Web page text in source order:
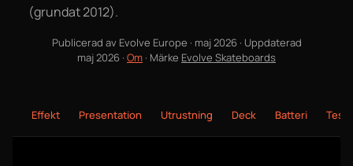
(grundat 2012).
Publicerad av Evolve Europe · maj 2026· Uppdaterad
maj 2026 · Om · Märke Evolve Skateboards
Effekt Presentation Utrustning Deck Batteri